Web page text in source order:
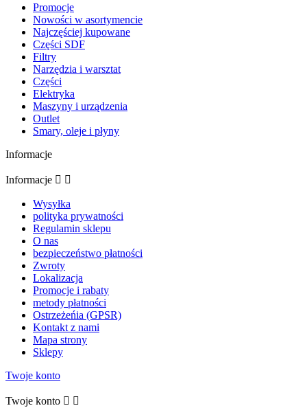
Promocje
Nowości w asortymencie
Najczęściej kupowane
Części SDF
Filtry
Narzędzia i warsztat
Części
Elektryka
Maszyny i urządzenia
Outlet
Smary, oleje i płyny
Informacje
Informacje  
Wysyłka
polityka prywatności
Regulamin sklepu
O nas
bezpieczeństwo płatności
Zwroty
Lokalizacja
Promocje i rabaty
metody płatności
Ostrzeżeńia (GPSR)
Kontakt z nami
Mapa strony
Sklepy
Twoje konto
Twoje konto  